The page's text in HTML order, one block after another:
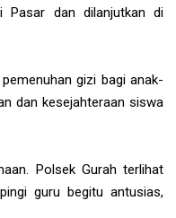
Pasar dan dilanjutkan di
gizi bagi anak-
dan kesejahteraan siswa
Polsek Gurah terlihat
guru begitu antusias,